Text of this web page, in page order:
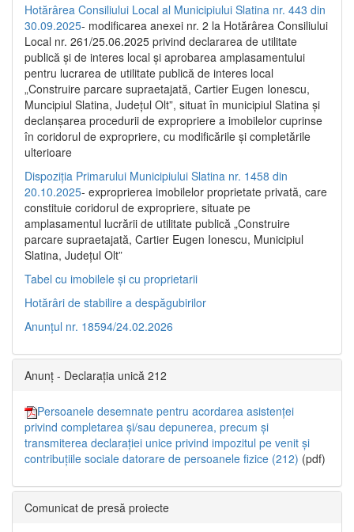
Hotărârea Consiliului Local al Municipiului Slatina nr. 443 din
30.09.2025- modificarea anexei nr. 2 la Hotărârea Consiliului
Local nr. 261/25.06.2025 privind declararea de utilitate
publică şi de interes local şi aprobarea amplasamentului
pentru lucrarea de utilitate publică de interes local
„Construire parcare supraetajată, Cartier Eugen Ionescu,
Muncipiul Slatina, Judeţul Olt”, situat în municipiul Slatina şi
declanşarea procedurii de expropriere a imobilelor cuprinse
în coridorul de expropriere, cu modificările şi completările
ulterioare
Dispoziția Primarului Municipiului Slatina nr. 1458 din
20.10.2025- exproprierea imobilelor proprietate privată, care
constituie coridorul de expropriere, situate pe
amplasamentul lucrării de utilitate publică „Construire
parcare supraetajată, Cartier Eugen Ionescu, Municipiul
Slatina, Județul Olt”
Tabel cu imobilele și cu proprietarii
Hotărâri de stabilire a despăgubirilor
Anunțul nr. 18594/24.02.2026
Anunț - Declarația unică 212
Persoanele desemnate pentru acordarea asistenței
privind completarea și/sau depunerea, precum și
transmiterea declarației unice privind impozitul pe venit și
contribuțiile sociale datorare de persoanele fizice (212) (pdf)
Comunicat de presă proiecte